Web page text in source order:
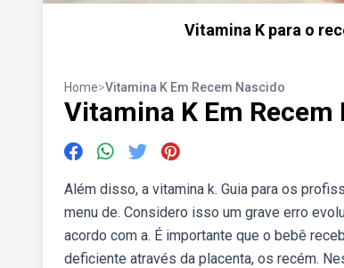
Vitamina K para o
Home>Vitamina K Em Recem Nascido
Vitamina K Em Recem
Além disso, a vitamina k. Guia para os
menu de. Considero isso um grave erro
acordo com a. É importante que o bebê
deficiente através da placenta, os recém.